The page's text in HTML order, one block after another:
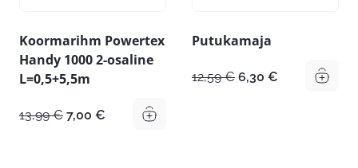
Koormarihm Powertex
Handy 1000 2-osaline
L=0,5+5,5m
13,99€ Algne
7,00 € Praegune
Putukamaja
12,59€ Algne
6,30 € Praegune